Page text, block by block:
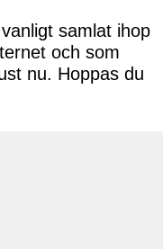
samlat ihop
och som
nu. Hoppas du